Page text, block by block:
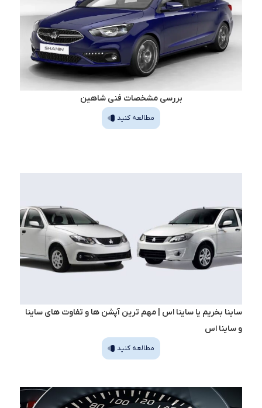
بررسی مشخصات فنی شاهین
مطالعه کنید
ساینا بخریم یا ساینا اس | مهم ترین آپشن ها و تفاوت های ساینا
و ساینا اس
مطالعه کنید